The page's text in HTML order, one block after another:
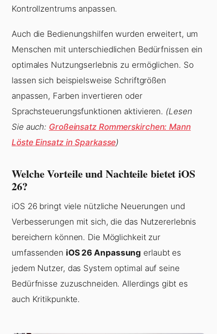
Kontrollzentrums anpassen.
Auch die Bedienungshilfen wurden erweitert, um
Menschen mit unterschiedlichen Bedürfnissen ein
optimales Nutzungserlebnis zu ermöglichen. So
lassen sich beispielsweise Schriftgrößen
anpassen, Farben invertieren oder
Sprachsteuerungsfunktionen aktivieren. (Lesen
Sie auch: Großeinsatz Rommerskirchen: Mann
Löste Einsatz in Sparkasse)
Welche Vorteile und Nachteile bietet iOS
26?
iOS 26 bringt viele nützliche Neuerungen und
Verbesserungen mit sich, die das Nutzererlebnis
bereichern können. Die Möglichkeit zur
umfassenden iOS 26 Anpassung erlaubt es
jedem Nutzer, das System optimal auf seine
Bedürfnisse zuzuschneiden. Allerdings gibt es
auch Kritikpunkte.